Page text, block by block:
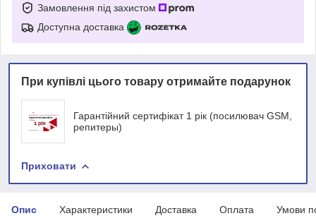
Замовлення під захистом
Доступна доставка
При купівлі цього товару отримайте подарунок
Гарантійний сертифікат 1 рік (посилювач GSM,
репитеры)
Приховати
Опис Характеристики Доставка Оплата Умови